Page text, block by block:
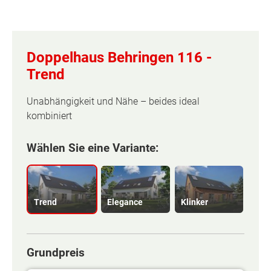
Doppelhaus Behringen 116 -
Trend
Unabhängigkeit und Nähe – beides ideal
kombiniert
Wählen Sie eine Variante:
Trend Elegance Klinker
Grundpreis